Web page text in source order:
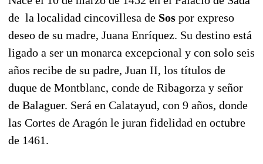
de la localidad cincovillesa de Sos por expreso
deseo de su madre, Juana Enríquez. Su destino está
ligado a ser un monarca excepcional y con solo seis
años recibe de su padre, Juan II, los títulos de
duque de Montblanc, conde de Ribagorza y señor
de Balaguer. Será en Calatayud, con 9 años, donde
las Cortes de Aragón le juran fidelidad en octubre
de 1461.